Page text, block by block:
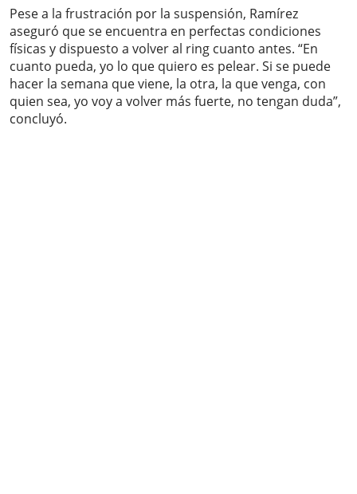
Pese a la frustración por la suspensión, Ramírez
aseguró que se encuentra en perfectas condiciones
físicas y dispuesto a volver al ring cuanto antes. “En
cuanto pueda, yo lo que quiero es pelear. Si se puede
hacer la semana que viene, la otra, la que venga, con
quien sea, yo voy a volver más fuerte, no tengan duda”,
concluyó.